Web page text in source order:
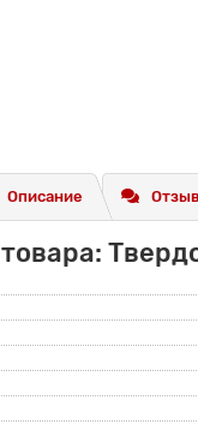
Описание